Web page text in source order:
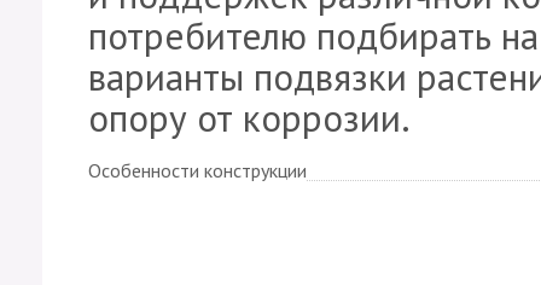
потребителю подбирать
варианты подвязки
опору от коррозии.
Особенности конструкции